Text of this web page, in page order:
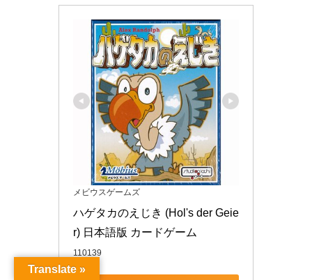
メビウスゲームズ
ハゲタカのえじき (Hol's der Geie
r) 日本語版 カードゲーム
110139
Translate »